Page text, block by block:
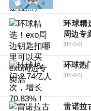
环球精
周边专
[05-04]
环球热
[05-04]
雷诺拉